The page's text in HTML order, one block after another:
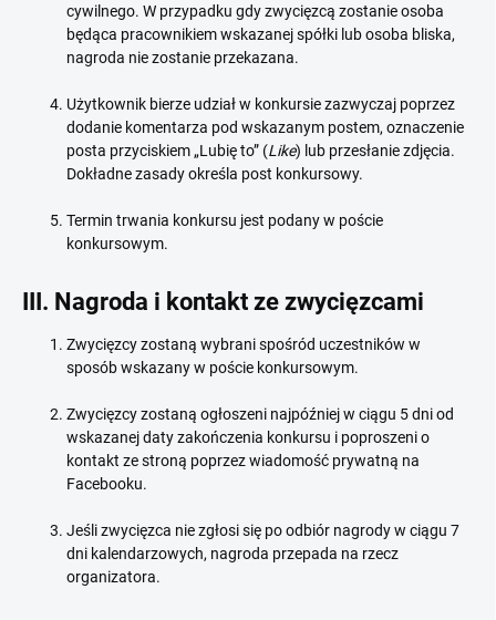
cywilnego. W przypadku gdy zwycięzcą zostanie osoba
będąca pracownikiem wskazanej spółki lub osoba bliska,
nagroda nie zostanie przekazana.
Użytkownik bierze udział w konkursie zazwyczaj poprzez
dodanie komentarza pod wskazanym postem, oznaczenie
posta przyciskiem „Lubię to” (Like) lub przesłanie zdjęcia.
Dokładne zasady określa post konkursowy.
Termin trwania konkursu jest podany w poście
konkursowym.
III. Nagroda i kontakt ze zwycięzcami
Zwycięzcy zostaną wybrani spośród uczestników w
sposób wskazany w poście konkursowym.
Zwycięzcy zostaną ogłoszeni najpóźniej w ciągu 5 dni od
wskazanej daty zakończenia konkursu i poproszeni o
kontakt ze stroną poprzez wiadomość prywatną na
Facebooku.
Jeśli zwycięzca nie zgłosi się po odbiór nagrody w ciągu 7
dni kalendarzowych, nagroda przepada na rzecz
organizatora.